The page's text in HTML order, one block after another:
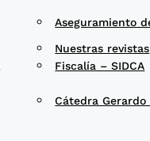
Aseguramiento
Cátedra Gerardo
Fiscalía – SIDCA
Nuestras revistas